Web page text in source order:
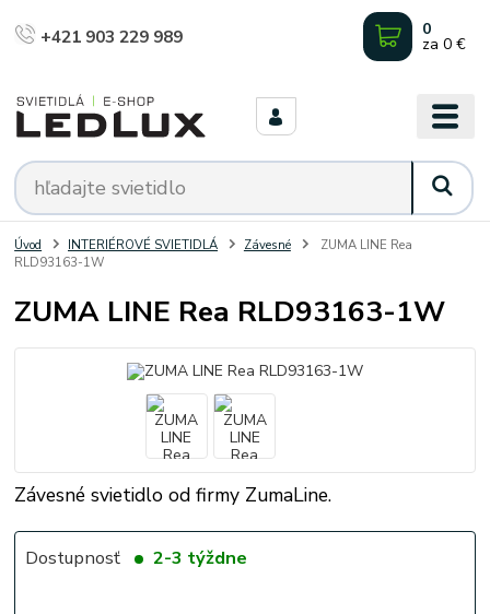
+421 903 229 989 0
za 0 €
Úvod INTERIÉROVÉ SVIETIDLÁ Závesné
ZUMA LINE Rea
RLD93163-1W
ZUMA LINE Rea RLD93163-1W
Závesné svietidlo od firmy ZumaLine.
Dostupnosť 2-3 týždne